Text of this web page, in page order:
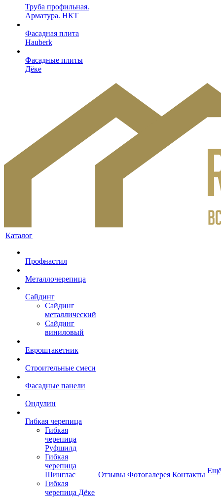
Труба профильная.
Арматура. НКТ
Фасадная плита
Hauberk
Фасадные плиты
Дёке
Каталог
Профнастил
Металлочерепица
Сайдинг
Сайдинг
металлический
Сайдинг
виниловый
Евроштакетник
Строительные смеси
Фасадные панели
Ондулин
Гибкая черепица
Гибкая
черепица
Руфшилд
Гибкая
черепица
Шинглас
Гибкая
черепица Дёке
Отзывы Фотогалерея Контакты Ещё